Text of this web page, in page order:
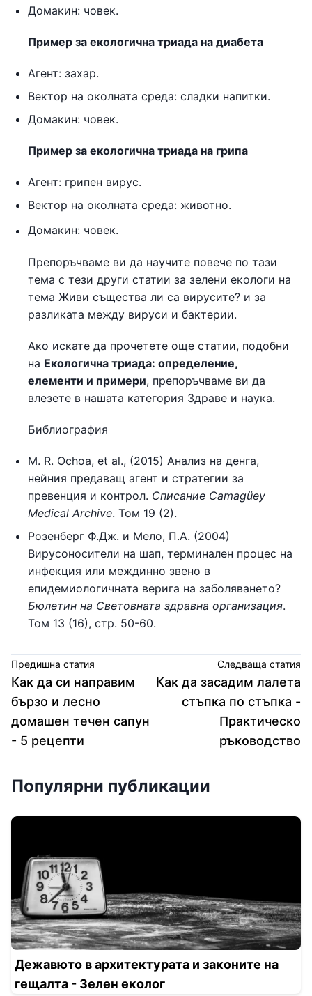
Домакин: човек.
Пример за екологична триада на диабета
Агент: захар.
Вектор на околната среда: сладки напитки.
Домакин: човек.
Пример за екологична триада на грипа
Агент: грипен вирус.
Вектор на околната среда: животно.
Домакин: човек.
Препоръчваме ви да научите повече по тази
тема с тези други статии за зелени екологи на
тема Живи същества ли са вирусите? и за
разликата между вируси и бактерии.
Ако искате да прочетете още статии, подобни
на Екологична триада: определение,
елементи и примери, препоръчваме ви да
влезете в нашата категория Здраве и наука.
Библиография
M. R. Ochoa, et al., (2015) Анализ на денга,
нейния предаващ агент и стратегии за
превенция и контрол. Списание Camagüey
Medical Archive. Том 19 (2).
Розенберг Ф.Дж. и Мело, П.А. (2004)
Вирусоносители на шап, терминален процес на
инфекция или междинно звено в
епидемиологичната верига на заболяването?
Бюлетин на Световната здравна организация.
Том 13 (16), стр. 50-60.
Предишна статия
Как да си направим
бързо и лесно
домашен течен сапун
- 5 рецепти
Следваща статия
Как да засадим лалета
стъпка по стъпка -
Практическо
ръководство
Популярни публикации
Дежавюто в архитектурата и законите на
гещалта - Зелен еколог